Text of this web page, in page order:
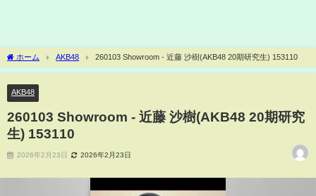
ホーム AKB48 260103 Showroom - 近藤 沙樹(AKB48 20期研究生) 153110
AKB48
260103 Showroom - 近藤 沙樹(AKB48 20期研究
生) 153110
2026年2月23日 2026年2月23日